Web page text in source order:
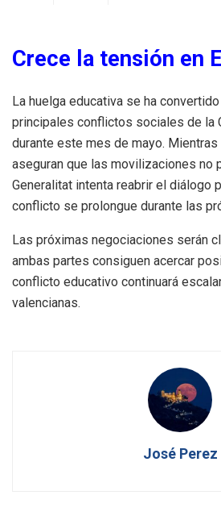
Crece la tensión en
La huelga educativa se ha
principales conflictos sociales de la
durante este mes de mayo.
aseguran que las movilizaciones no
Generalitat intenta reabrir el diálogo
conflicto se prolongue durante las
Las próximas negociaciones serán
ambas partes consiguen acercar
conflicto educativo continuará
valencianas.
José Perez